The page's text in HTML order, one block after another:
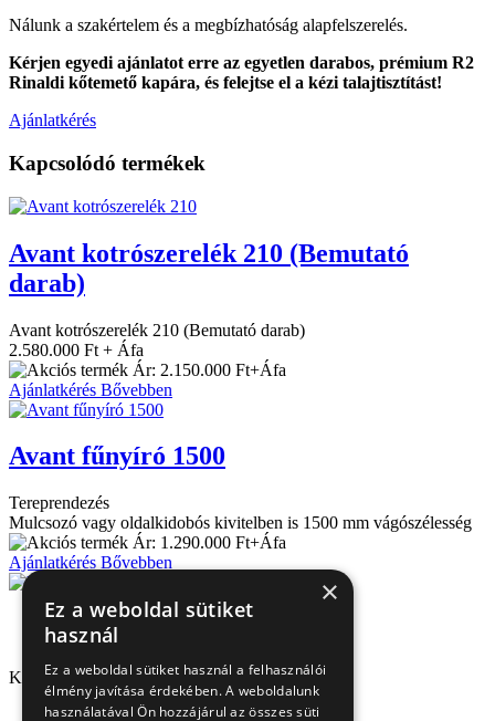
Nálunk a szakértelem és a megbízhatóság alapfelszerelés.
Kérjen egyedi ajánlatot erre az egyetlen darabos, prémium R2
Rinaldi kőtemető kapára, és felejtse el a kézi talajtisztítást!
Ajánlatkérés
Kapcsolódó termékek
Avant kotrószerelék 210 (Bemutató
darab)
Avant kotrószerelék 210 (Bemutató darab)
2.580.000 Ft + Áfa
Ár: 2.150.000 Ft+Áfa
Ajánlatkérés Bővebben
Avant fűnyíró 1500
Tereprendezés
Mulcsozó vagy oldalkidobós kivitelben is 1500 mm vágószélesség
Ár: 1.290.000 Ft+Áfa
Ajánlatkérés Bővebben
Kapcsolat
1151 Budapest, Mélyfúró u. 2/E.
×
Ez a weboldal sütiket
használ
Ez a weboldal sütiket használ a felhasználói
élmény javítása érdekében. A weboldalunk
használatával Ön hozzájárul az összes süti